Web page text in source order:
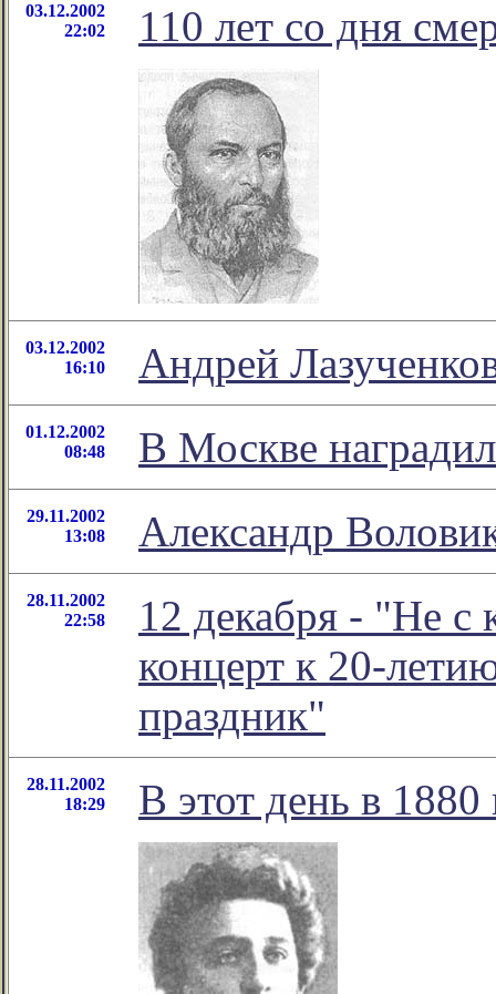
03.12.2002
22:02
110 лет со дня
03.12.2002
16:10
Андрей
01.12.2002
08:48
В Москве
29.11.2002
13:08
Александр
28.11.2002
22:58
12 декабря - "Не с
концерт к 20-
праздник"
28.11.2002
18:29
В этот день в